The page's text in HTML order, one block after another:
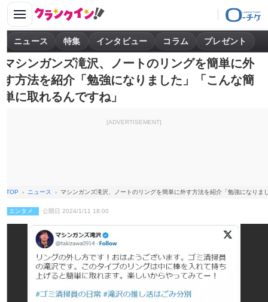
ニュース 特集 インタビュー コラム プレゼント
マシンガンズ滝沢、ノートのリングを簡単に外
す方法を紹介「勉強になりました」「こんな簡
単に取れるんですね」
[ADVERTISEMENT]
TOP ニュース マシンガンズ滝沢、ノートのリングを簡単に外す方法を紹介「勉強になりま
エンタメ 公開日 2024/1/11 18:00